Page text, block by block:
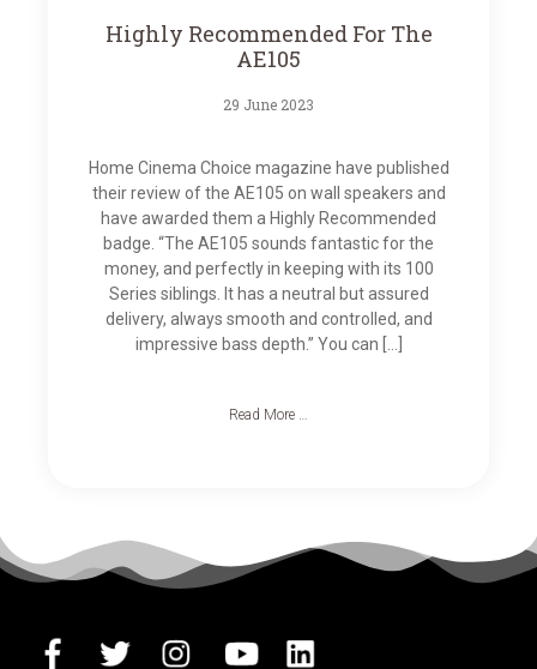
Highly Recommended For The
AE105
29 June 2023
Home Cinema Choice magazine have published
their review of the AE105 on wall speakers and
have awarded them a Highly Recommended
badge. “The AE105 sounds fantastic for the
money, and perfectly in keeping with its 100
Series siblings. It has a neutral but assured
delivery, always smooth and controlled, and
impressive bass depth.” You can […]
Read More …